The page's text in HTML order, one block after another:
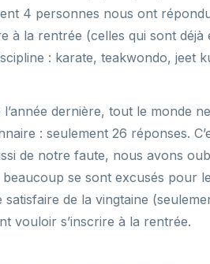
4 personnes nous ont
à la rentrée (celles qui sont déjà
: karate, teakwondo, jeet
l’année dernière, tout le monde
: seulement 26 réponses.
de notre faute, nous avons
beaucoup se sont excusés pour
satisfaire de la vingtaine
vouloir s’inscrire à la rentrée.